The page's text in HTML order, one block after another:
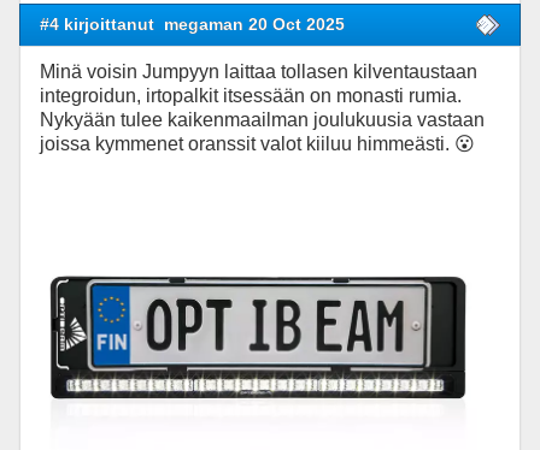
#4 kirjoittanut megaman 20 Oct 2025
Minä voisin Jumpyyn laittaa tollasen kilventaustaan
integroidun, irtopalkit itsessään on monasti rumia.
Nykyään tulee kaikenmaailman joulukuusia vastaan
joissa kymmenet oranssit valot kiiluu himmeästi. 😮